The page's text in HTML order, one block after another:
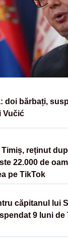
doi bărbați,
Vučić
reținut
22.000 de
pe TikTok
căpitanul lui
9 luni de